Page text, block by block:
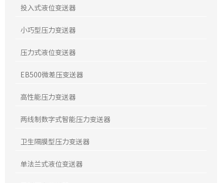
投入式液位变送器
小巧型压力变送器
压力式液位变送器
EB500微差压变送器
高性能压力变送器
两线制数字式智能压力变送器
卫生隔膜型压力变送器
单法兰式液位变送器